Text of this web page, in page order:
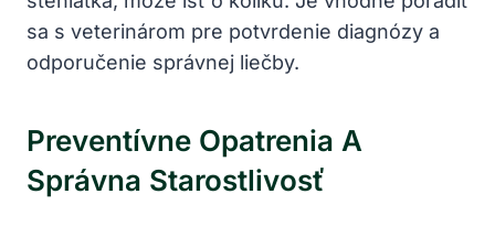
sa s veterinárom pre potvrdenie diagnózy a
odporučenie správnej liečby.
Preventívne Opatrenia A
Správna Starostlivosť